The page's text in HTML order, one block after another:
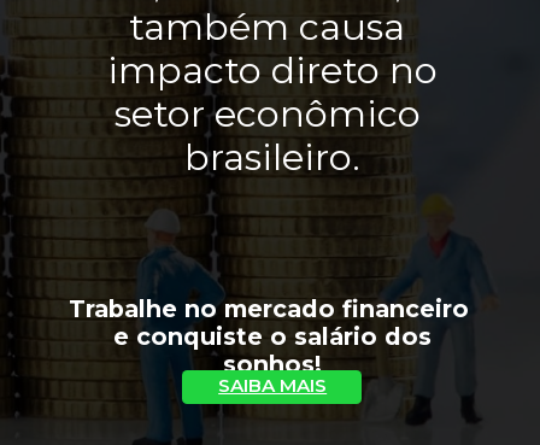
também causa
impacto direto no
setor econômico
brasileiro.
Trabalhe no mercado financeiro
e conquiste o salário dos
sonhos!
SAIBA MAIS